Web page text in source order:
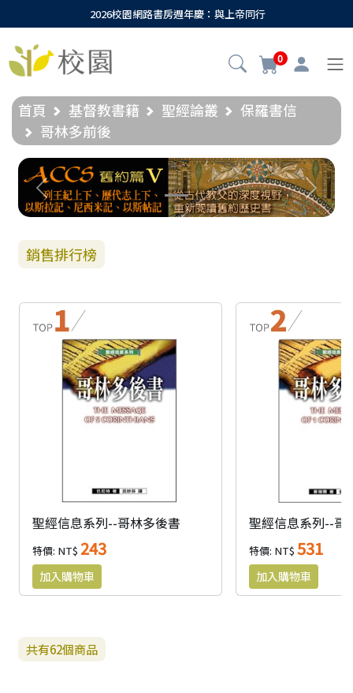
2026校園網路書房週年慶：與上帝同行
0
首頁 基督教書籍 聖經論叢
保羅書信
哥林多前後
Previous Next
銷售排行榜
聖經信息系列--哥林多後書
特價: NT$243
聖經信息系列--哥
特價: NT$531
共有62個商品